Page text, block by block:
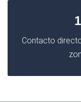
Contacto